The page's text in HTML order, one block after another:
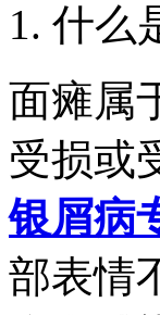
1. 什么
面瘫属
受损或
银屑病
部表情